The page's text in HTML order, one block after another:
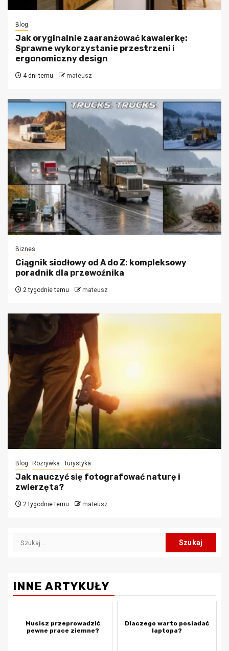
Blog
Jak oryginalnie zaaranżować kawalerkę:
Sprawne wykorzystanie przestrzeni i
ergonomiczny design
4 dni temu mateusz
Biznes
Ciągnik siodłowy od A do Z: kompleksowy
poradnik dla przewoźnika
2 tygodnie temu mateusz
Blog Rozrywka Turystyka
Jak nauczyć się fotografować naturę i
zwierzęta?
2 tygodnie temu mateusz
Szukaj:
INNE ARTYKUŁY
Musisz przeprowadzić
pewne prace ziemne?
Dlaczego warto posiadać
laptopa?